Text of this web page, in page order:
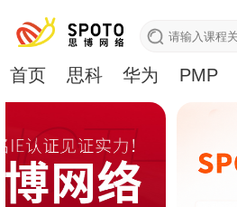
首页 思科 华为 PMP